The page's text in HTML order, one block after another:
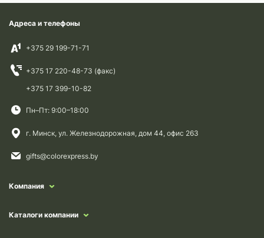
Адреса и телефоны
+375 29 199-71-71
+375 17 220-48-73 (факс)
+375 17 399-10-82
Пн–Пт: 9:00–18:00
г. Минск, ул. Железнодорожная, дом 44, офис 263
gifts@colorexpress.by
Компания
Каталоги компании